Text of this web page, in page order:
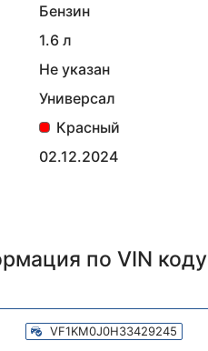
Бензин
1.6 л
Не указан
Универсал
Красный
02.12.2024
по VIN коду
VF1KM0J0H33429245